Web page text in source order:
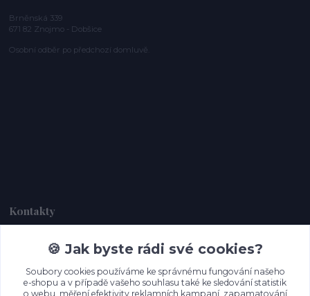
Brněnská 339
671 82 Znojmo - Dobšice
Osobní odběr po předchozí domluvě.
Kontakty
Dagmar Handlová
+420 734 380 930
(Po-Ne, 8-20 hod.)
🍪 Jak byste rádi své cookies?
Soubory cookies používáme ke správnému fungování našeho
e-shopu a v případě vašeho souhlasu také ke sledování statistik
o webu, měření efektivity reklamních kampaní, zapamatování